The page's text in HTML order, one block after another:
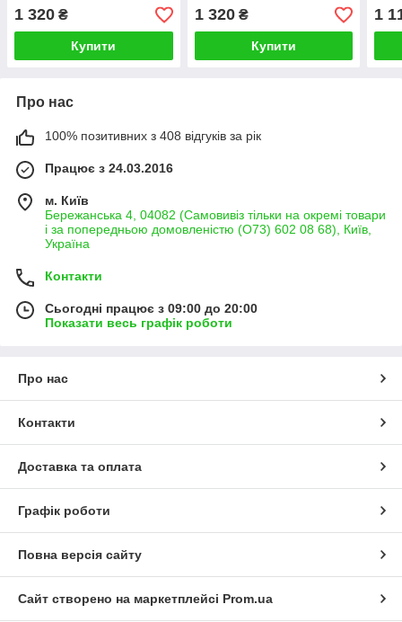
1 320 ₴
Купити
1 320₴
Купити
1
Про нас
100% позитивних з 408 відгуків за рік
Працює з 24.03.2016
м. Київ
Бережанська 4, 04082 (Самовивіз тільки на окремі товари
і за попередньою домовленістю (О73) 602 08 68), Київ,
Україна
Контакти
Сьогодні працює з 09:00 до 20:00
Показати весь графік роботи
Про нас
Контакти
Доставка та оплата
Графік роботи
Повна версія сайту
Сайт створено на маркетплейсі Prom.ua